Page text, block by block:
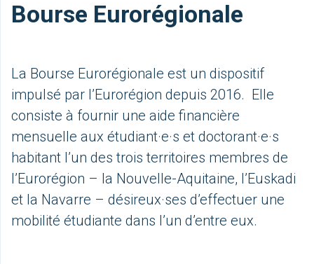
Bourse Eurorégionale
La Bourse Eurorégionale est un dispositif
impulsé par l’Eurorégion depuis 2016. Elle
consiste à fournir une aide financière
mensuelle aux étudiant·e·s et doctorant·e·s
habitant l’un des trois territoires membres de
l’Eurorégion – la Nouvelle-Aquitaine, l’Euskadi
et la Navarre – désireux·ses d’effectuer une
mobilité étudiante dans l’un d’entre eux.